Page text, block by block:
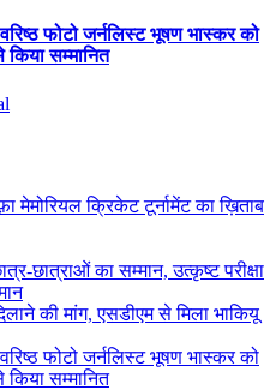
फोटो जर्नलिस्ट भूषण भास्कर को
सम्मानित
मेमोरियल क्रिकेट टूर्नामेंट का ख़िताब
छात्राओं का सम्मान, उत्कृष्ट परीक्षा
की मांग, एसडीएम से मिला भाकियू
फोटो जर्नलिस्ट भूषण भास्कर को
सम्मानित